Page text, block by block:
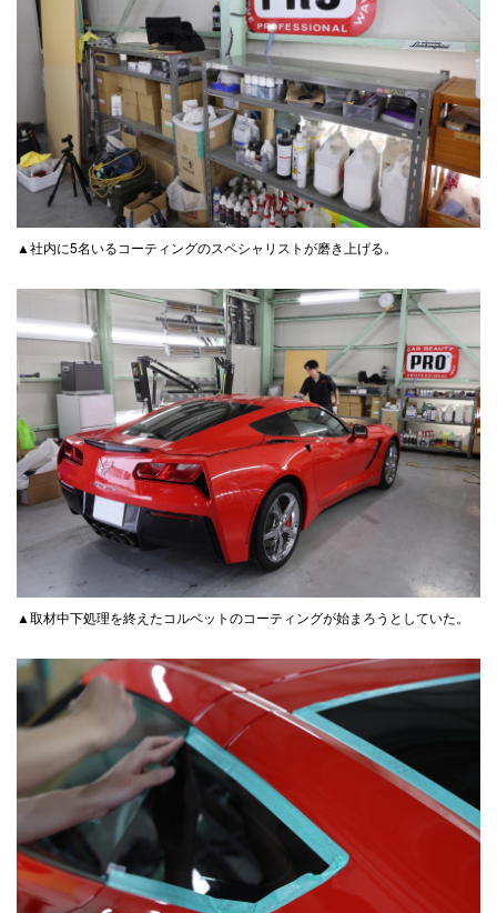
▲社内に5名いるコーティングのスペシャリストが磨き上げる。
▲取材中下処理を終えたコルベットのコーティングが始まろうとしていた。